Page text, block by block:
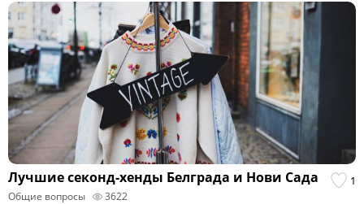
1
Лучшие секонд-хенды Белграда и Нови Сада
Общие вопросы 3622